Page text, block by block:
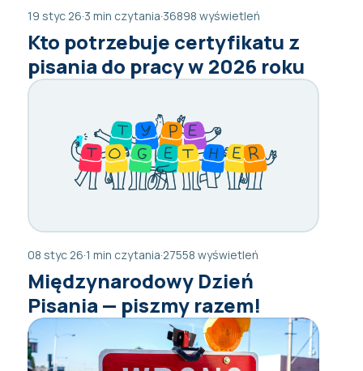
19 styc 26·3 min czytania·36898 wyświetleń
Kto potrzebuje certyfikatu z
pisania do pracy w 2026 roku
08 styc 26·1 min czytania·27558 wyświetleń
Międzynarodowy Dzień
Pisania — piszmy razem!